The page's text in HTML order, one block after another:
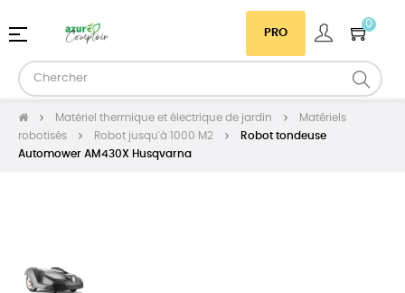
PRO
0
Basculer
navigation
☰
Matériel thermique et électrique de jardin
Matériels
robotisés
Robot jusqu'à 1000 M2
Robot tondeuse
Automower AM430X Husqvarna